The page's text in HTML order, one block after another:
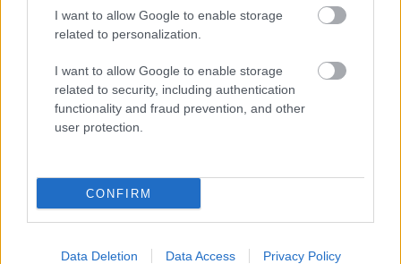
I want to allow Google to enable storage
related to personalization.
I want to allow Google to enable storage
related to security, including authentication
functionality and fraud prevention, and other
user protection.
CONFIRM
Data Deletion Data Access Privacy Policy
- LETILTOTTA A GOOGLE A VÉDVONAL LEVELEZŐ
FIÓKJÁT
Nem vicc! A Fidesz maradéka tényleg egy ingyenes e-mail
szolgáltatást használt, hogy megvédje a Fidesz maradékát.